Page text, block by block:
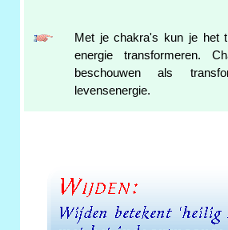
Met je chakra's kun je het
energie transformeren.
beschouwen als
levensenergie.